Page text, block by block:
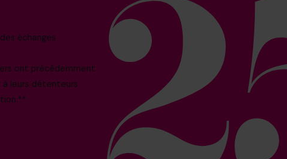
échanges
ont précédemment
leurs détenteurs